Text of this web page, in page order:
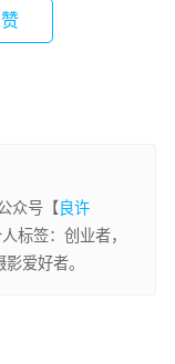
赞
众号【 良许
标签：创业者，
爱好者。